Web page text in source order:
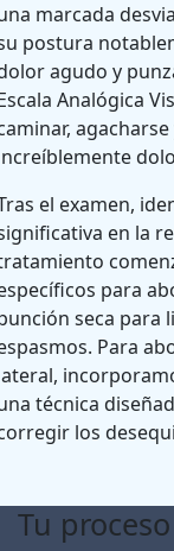
marcada
postura
agudo y
Analógica
el examen,
en la
para
seca para
Para
técnica
los
Tu